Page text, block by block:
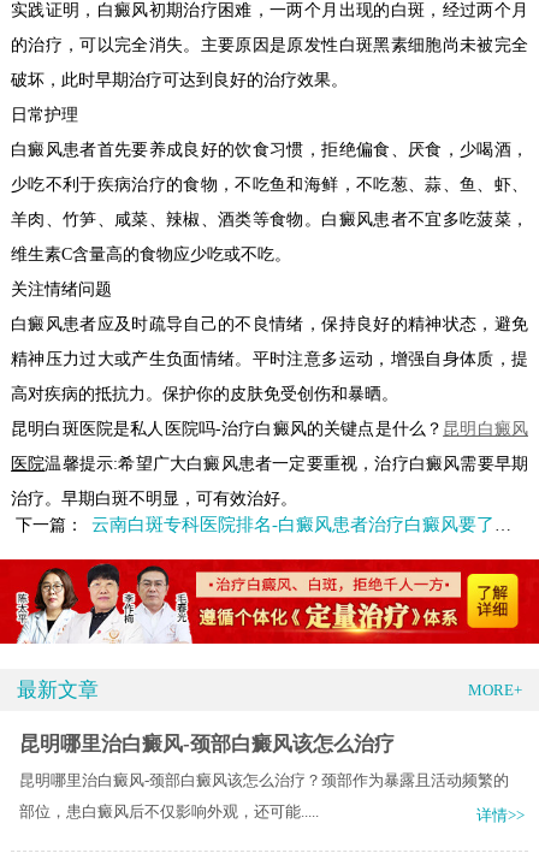
实践证明，白癜风初期治疗困难，一两个月出现的白斑，经过两个月
的治疗，可以完全消失。主要原因是原发性白斑黑素细胞尚未被完全
破坏，此时早期治疗可达到良好的治疗效果。
日常护理
白癜风患者首先要养成良好的饮食习惯，拒绝偏食、厌食，少喝酒，
少吃不利于疾病治疗的食物，不吃鱼和海鲜，不吃葱、蒜、鱼、虾、
羊肉、竹笋、咸菜、辣椒、酒类等食物。白癜风患者不宜多吃菠菜，
维生素C含量高的食物应少吃或不吃。
关注情绪问题
白癜风患者应及时疏导自己的不良情绪，保持良好的精神状态，避免
精神压力过大或产生负面情绪。平时注意多运动，增强自身体质，提
高对疾病的抵抗力。保护你的皮肤免受创伤和暴晒。
昆明白斑医院是私人医院吗-治疗白癜风的关键点是什么？ 昆明白癜风
医院温馨提示:希望广大白癜风患者一定要重视，治疗白癜风需要早期
治疗。早期白斑不明显，可有效治好。
下一篇：
云南白斑专科医院排名-白癜风患者治疗白癜风要了解哪些事情
最新文章 MORE+
昆明哪里治白癜风-颈部白癜风该怎么治疗
昆明哪里治白癜风-颈部白癜风该怎么治疗？颈部作为暴露且活动频繁的
部位，患白癜风后不仅影响外观，还可能.....
详情>>